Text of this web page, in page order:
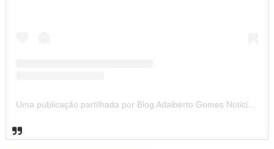
Uma publicação partilhada por Blog Adalberto Gomes Noticias (@blogadalbertogomesnoticiass)